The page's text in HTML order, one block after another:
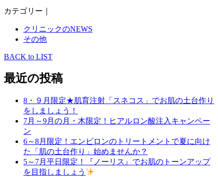
カテゴリー｜
クリニックのNEWS
その他
BACK to LIST
最近の投稿
8・９月限定★肌育注射「スネコス」でお肌の土台作り
をしましょう！
7月～9月の月・木限定！ヒアルロン酸注入キャンペー
ン
6～8月限定！エンビロンのトリートメントで夏に向け
た「肌の土台作り」始めませんか？
5～7月平日限定！『ノーリス』でお肌のトーンアップ
を目指しましょう